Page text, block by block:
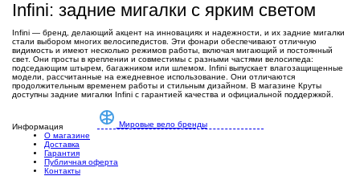
Infini: задние мигалки с ярким светом
Infini — бренд, делающий акцент на инновациях и надежности, и их задние мигалки
стали выбором многих велосипедистов. Эти фонари обеспечивают отличную
видимость и имеют несколько режимов работы, включая мигающий и постоянный
свет. Они просты в креплении и совместимы с разными частями велосипеда:
подседающим штырем, багажником или шлемом. Infini выпускает влагозащищенные
модели, рассчитанные на ежедневное использование. Они отличаются
продолжительным временем работы и стильным дизайном. В магазине Круты
доступны задние мигалки Infini с гарантией качества и официальной поддержкой.
Мировые вело бренды
Информация
О магазине
Доставка
Гарантия
Публичная оферта
Контакты